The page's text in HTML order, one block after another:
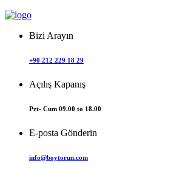
Bizi Arayın
+90 212 229 18 29
Açılış Kapanış
Pzt- Cum 09.00 to 18.00
E-posta Gönderin
info@boytorun.com